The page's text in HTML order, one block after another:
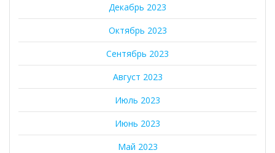
Декабрь 2023
Октябрь 2023
Сентябрь 2023
Август 2023
Июль 2023
Июнь 2023
Май 2023